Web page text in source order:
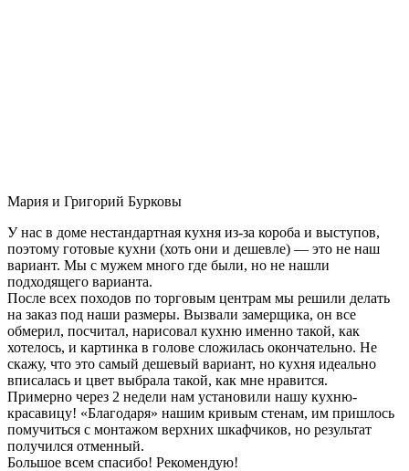
Мария и Григорий Бурковы
У нас в доме нестандартная кухня из-за короба и выступов,
поэтому готовые кухни (хоть они и дешевле) — это не наш
вариант. Мы с мужем много где были, но не нашли
подходящего варианта.
После всех походов по торговым центрам мы решили делать
на заказ под наши размеры. Вызвали замерщика, он все
обмерил, посчитал, нарисовал кухню именно такой, как
хотелось, и картинка в голове сложилась окончательно. Не
скажу, что это самый дешевый вариант, но кухня идеально
вписалась и цвет выбрала такой, как мне нравится.
Примерно через 2 недели нам установили нашу кухню-
красавицу! «Благодаря» нашим кривым стенам, им пришлось
помучиться с монтажом верхних шкафчиков, но результат
получился отменный.
Большое всем спасибо! Рекомендую!